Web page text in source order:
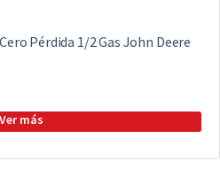
Pérdida 1/2 Gas John Deere